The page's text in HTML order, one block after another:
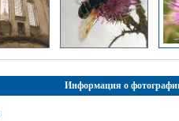
Информация о